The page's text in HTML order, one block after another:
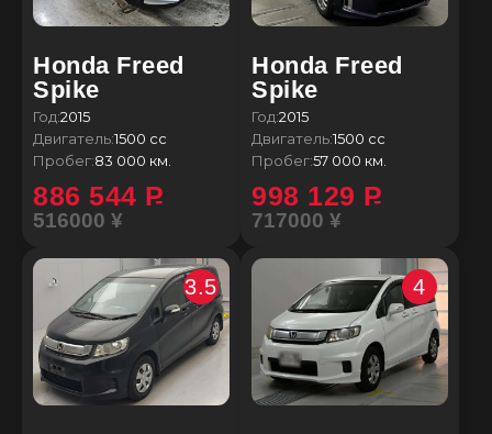
Honda Freed
Spike
Год:2015
Двигатель:1500 сс
Пробег:83 000 км.
886 544 P
516000 ¥
Honda Freed
Spike
Год:2015
Двигатель:1500 сс
Пробег:57 000 км.
998 129 P
717000 ¥
3.5 4